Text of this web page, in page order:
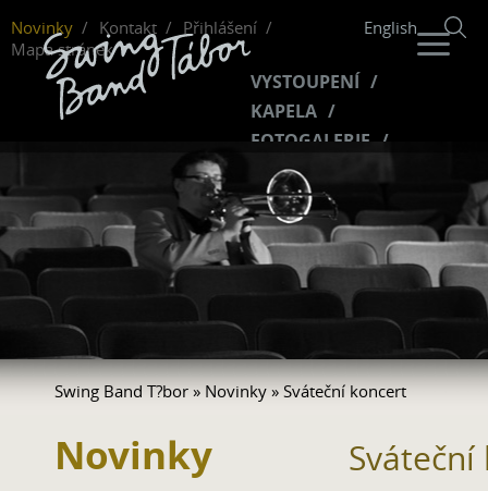
Novinky Kontakt
Přihlášení
Mapa stránek
English
VYSTOUPENÍ
KAPELA
FOTOGALERIE
HUDBA
FANKLUB
Swing Band T?bor » Novinky » Sváteční koncert
Novinky